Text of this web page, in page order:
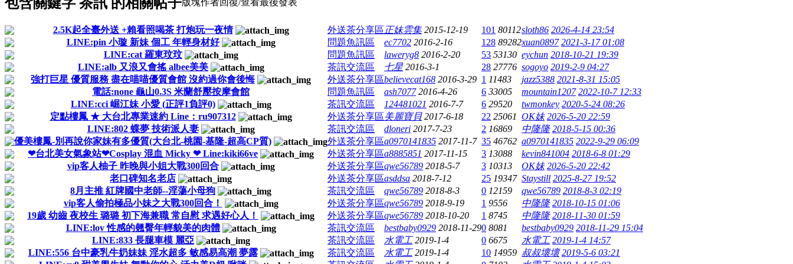
2.5K起全臺外送 +賴看照喝茶 打炮玩一夜情 外送茶分享區 正妹雲集 2015-12-19 101 80112sloth86 2026-4-14 23:54
LINE:pin 小璇 新妹 個工 年輕身材好
問題魚訊區 ec7702 2016-2-16 128 89282xuan0897 2021-3-17 01:08
LINE:cat 羅東玟玟
問題魚訊區 laweryg8 2016-2-20 53 53130 eychun 2018-10-21 19:39
LINE:alb 又浪又會搖 albee美美
茶訊交流區 七星 2016-3-1 28 27776 sogoyo 2019-2-9 04:27
強打巨星 優質服務 盡在喵喵優質會館 沒約過你會後悔
外送茶分享區believecat168 2016-3-29 1 11483 jazz5388 2021-8-31 15:05
電話:none 龜山0.3S 米蘭舒壓按摩會館
問題魚訊區 ash7077 2016-4-26 6 33005 mountain1207 2022-10-7 12:33
LINE:cci 崛江妹 小愛 (正評1負評0)
茶訊交流區 124481021 2016-7-7 6 29520 twmonkey 2020-5-24 08:26
定點樓鳳 ★ 大台北專業速約 Line：ru907312
外送茶分享區美麗寶貝 2017-6-18 22 25061 OK妹 2026-5-20 22:59
LINE:802 蝶夢 技術派人妻
茶訊交流區 dloneri 2017-7-23 2 16869 中隆隆 2018-5-15 00:36
優美樓鳳-別再說你家妹有多優質(大台北-桃園-基隆-超高CP質)
外送茶分享區a0970141835 2017-11-7 35 46762 a0970141835 2022-9-29 06:09
❤台北美女氣象站❤Cosplay 混血 Micky ❤ Line:kiki66ve
外送茶分享區a8885851 2017-11-15 3 13088 kevin841004 2018-6-8 01:29
vip客人柚子 昨晚與小姐大戰300回合
外送茶分享區qwe56789 2018-5-7 3 10313 OK妹 2026-5-20 22:42
老口碑知名老店
外送茶分享區asddsa 2018-7-12 25 19347 Staystill 2025-8-27 19:52
8月主推 紅牌國中老師--淫蕩小母狗
茶訊交流區 qwe56789 2018-8-3 0 12159 qwe56789 2018-8-3 02:19
vip客人偷拍極品小妹之大戰300回合！
外送茶分享區qwe56789 2018-9-19 1 9556 中隆隆 2018-10-15 01:06
19歲 幼齒 夜校生 璐璐 初下海兼職 常自慰 求遇好心人！
外送茶分享區qwe56789 2018-10-20 1 8745 中隆隆 2018-11-30 01:59
LINE:lov 性感的翹臀年輕貌美的肉體
茶訊交流區 bestbaby0929 2018-11-290 8081 bestbaby0929 2018-11-29 15:04
LINE:833 長腿車模 麗亞
茶訊交流區 水電工 2019-1-4 0 6675 水電工 2019-1-4 14:57
LINE:556 台中豪乳牛奶妹妹 淫水超多 敏感易高潮 夢露
茶訊交流區 水電工 2019-1-4 10 14959 叔叔壞壞 2019-5-6 03:21